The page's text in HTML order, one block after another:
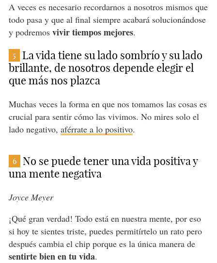
A veces es necesario recordarnos a nosotros mismos que
todo pasa y que al final siempre acabará solucionándose
y podremos vivir tiempos mejores.
5
La vida tiene su lado sombrío y su lado
brillante, de nosotros depende elegir el
que más nos plazca
Muchas veces la forma en que nos tomamos las cosas es
crucial para sentir cómo las vivimos. No mires solo el
lado negativo, aférrate a lo positivo.
6
No se puede tener una vida positiva y
una mente negativa
Joyce Meyer
¡Qué gran verdad! Todo está en nuestra mente, por eso
si hoy te sientes triste, puedes permitírtelo un rato pero
después cambia el chip porque es la única manera de
sentirte bien en tu vida.